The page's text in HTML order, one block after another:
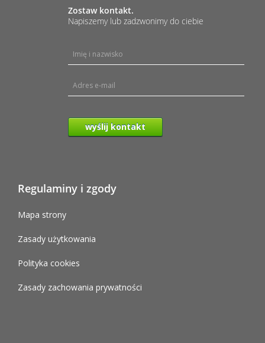
Zostaw kontakt.
Napiszemy lub zadzwonimy do ciebie
wyślij kontakt
Regulaminy i zgody
Mapa strony
Zasady użytkowania
Polityka cookies
Zasady zachowania prywatności